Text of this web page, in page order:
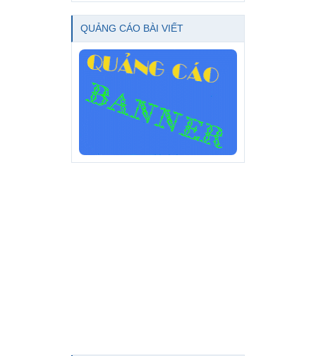
QUẢNG CÁO BÀI VIẾT